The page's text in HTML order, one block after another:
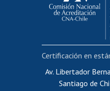
Cursos
Bienestar
Portal de
Certificado de
Av. Libertador
Santiago de
Certificación en